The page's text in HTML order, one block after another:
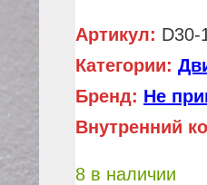
Артикул: D30-
Категории:
Бренд: Не
Внутренний
8 в наличии